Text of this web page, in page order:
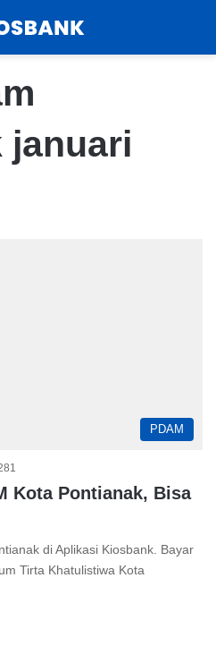
januari
PDAM
Kota Pontianak, Bisa
di Aplikasi Kiosbank. Bayar
Tirta Khatulistiwa Kota